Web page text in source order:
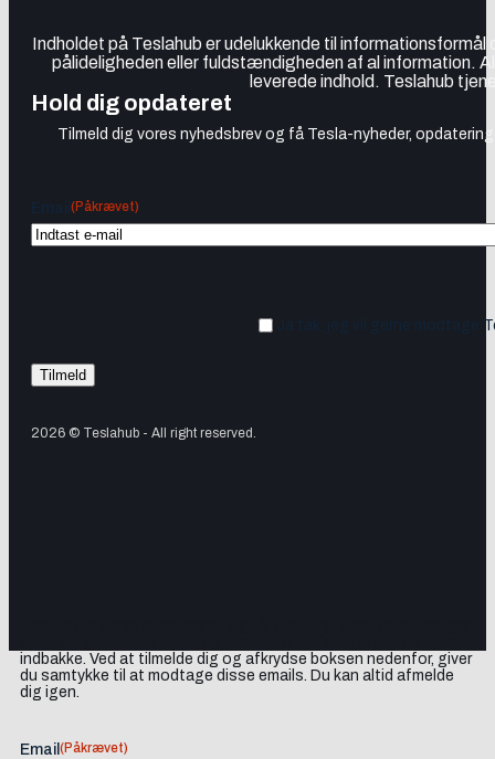
Indholdet på Teslahub er udelukkende til
pålideligheden eller fuldstændigheden af al information.
leverede indhold. Teslahub
Hold dig opdateret
Tilmeld dig vores nyhedsbrev og få Tesla-nyheder,
(Påkrævet)
Ja tak, jeg vil gerne modtage
2026 © Teslahub - All right reserved.
indbakke. Ved at tilmelde dig og afkrydse boksen nedenfor, giver
du samtykke til at modtage disse emails. Du kan altid afmelde
dig igen.
Email (Påkrævet)